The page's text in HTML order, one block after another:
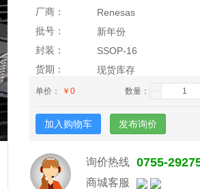
厂商： Renesas
批号： 新年份
封装： SSOP-16
货期： 现货库存
单价： ￥ 0 数量：
加入购物车 发布询价
询价热线 0755-
商城客服